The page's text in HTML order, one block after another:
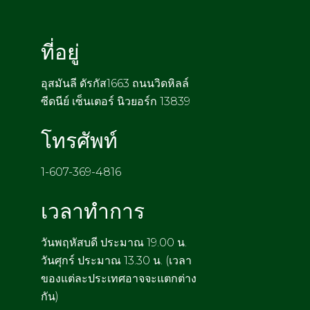
ที่อยู่
อุสมันลี ดัรกัส1663 ถนนวิดหิลล์
ซีดนีย์ เซ็นเตอร์ นิวยอร์ก 13839
โทรศัพท์
1-607-369-4816
เวลาทำการ
วันพฤหัสบดี ประมาณ 19.00 น.
วันศุกร์ ประมาณ 13.30 น. (เวลา
ของแต่ละประเทศอาจจะแตกต่าง
กัน)